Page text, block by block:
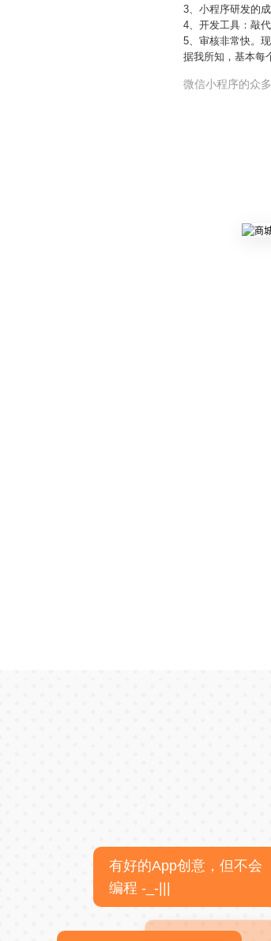
3、小程序研发的
4、开发工具：敲
5、审核非常快。
据我所知，基本每
微信小程序的众
有好的App创意，但不会
编程 -_-|||